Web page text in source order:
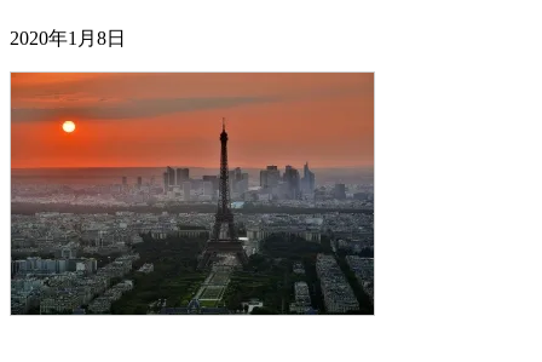
2020年1月8日